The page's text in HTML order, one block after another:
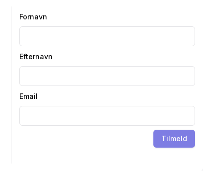
Fornavn
Efternavn
Email
Tilmeld